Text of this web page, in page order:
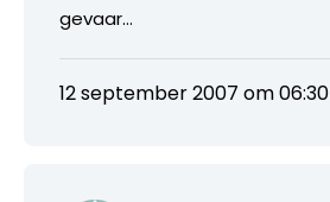
gevaar…
12 september 2007 om 06:30